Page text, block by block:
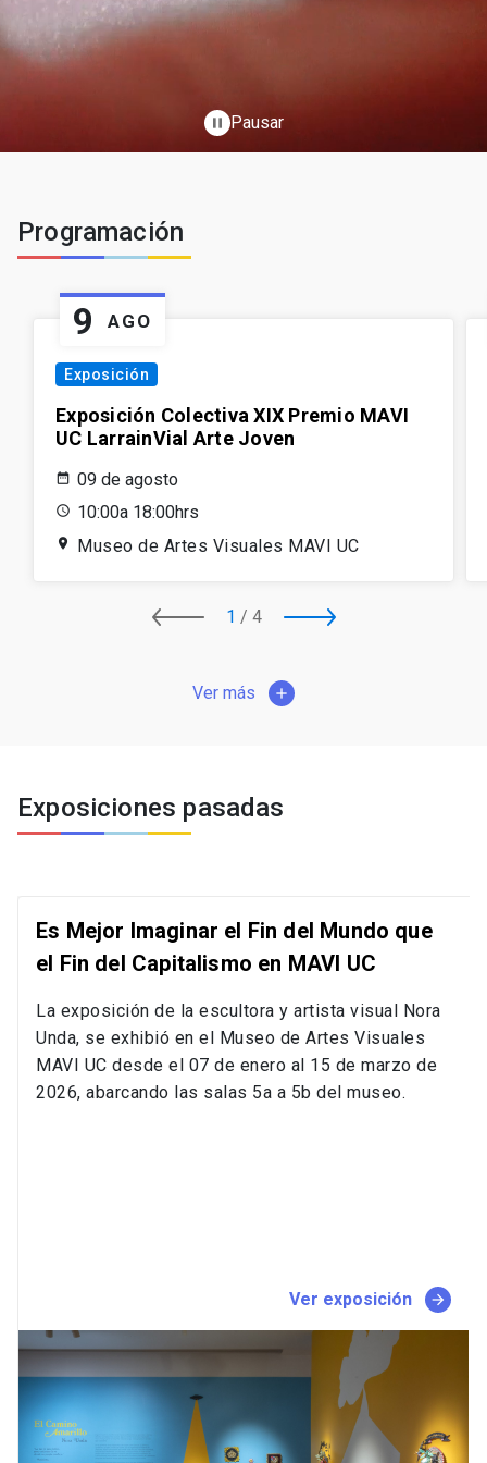
pause Pausar
Programación
Exposición
Exposición Colectiva XIX Premio MAVI
UC LarrainVial Arte Joven
9 AGO
09 de agosto
10:00a 18:00hrs
Museo de Artes Visuales MAVI UC
1 / 4
Ver más add
Exposiciones pasadas
Es Mejor Imaginar el Fin del Mundo que
el Fin del Capitalismo en MAVI UC
La exposición de la escultora y artista visual Nora
Unda, se exhibió en el Museo de Artes Visuales
MAVI UC desde el 07 de enero al 15 de marzo de
2026, abarcando las salas 5a a 5b del museo.
Ver exposición arrow_forward